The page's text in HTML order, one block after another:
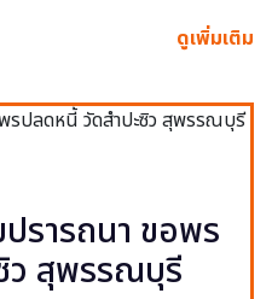
ดูเพิ่มเติม
รารถนา ขอพร
ว สุพรรณบุรี